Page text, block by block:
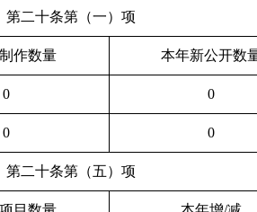
第二十条第（一）项
作数量 本年新公开数
0 0
0 0
第二十条第（五）项